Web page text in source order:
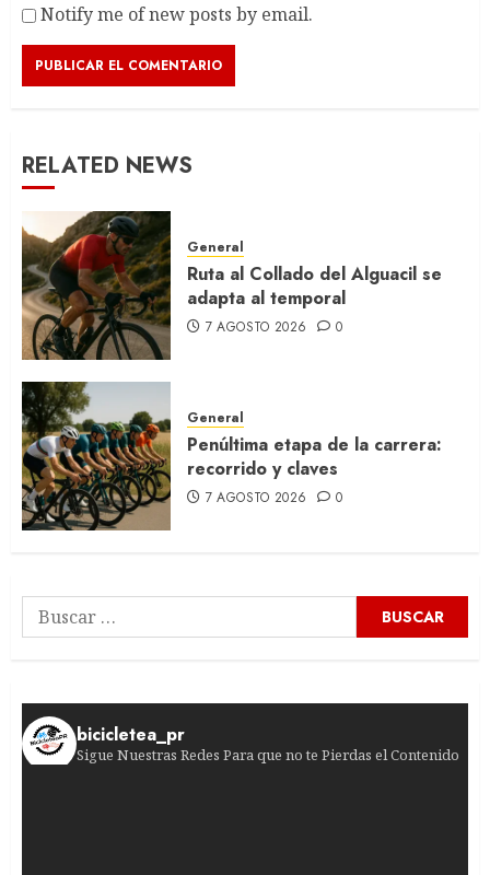
Notify me of new posts by email.
RELATED NEWS
General
Ruta al Collado del Alguacil se
adapta al temporal
7 AGOSTO 2026 0
General
Penúltima etapa de la carrera:
recorrido y claves
7 AGOSTO 2026 0
Buscar:
bicicletea_pr
Sigue Nuestras Redes Para que no te Pierdas el Contenido